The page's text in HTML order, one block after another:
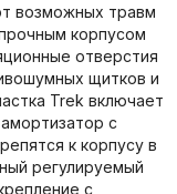
возможных травм
корпусом
отверстия
щитков и
Trek включает
с
к корпусу в
регулируемый
с